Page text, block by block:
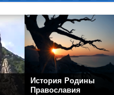
История Родины
Православия